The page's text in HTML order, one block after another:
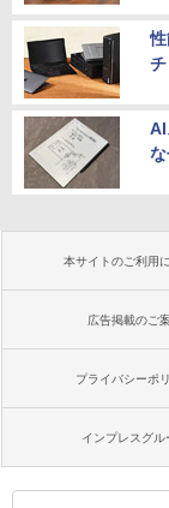
チ
AI
本サイトのご利用
広告掲載のご
プライバシーポ
インプレスグル